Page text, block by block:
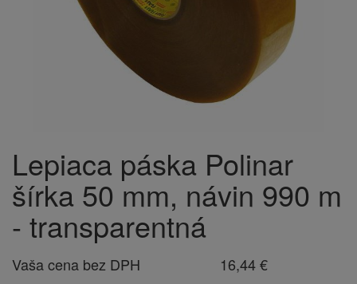
Lepiaca páska Polinar
šírka 50 mm, návin 990 m
- transparentná
Vaša cena bez DPH
16,44 €